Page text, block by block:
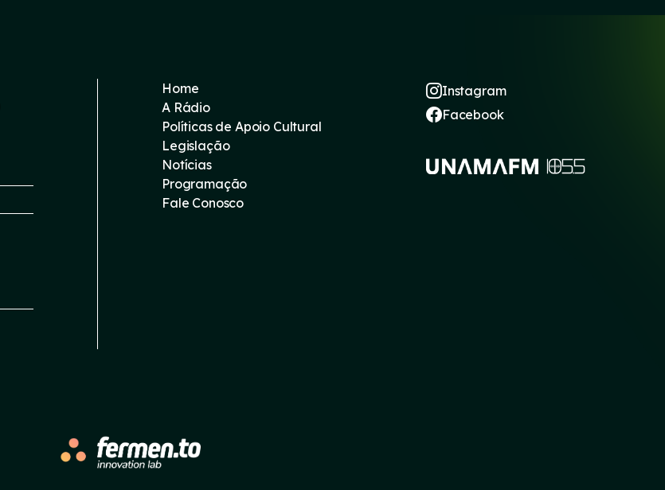
Home
A Rádio
Políticas de Apoio Cultural
Legislação
Notícias
Programação
Fale Conosco
Instagram
Facebook